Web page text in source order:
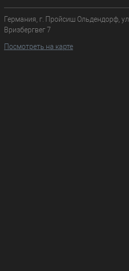
Германия, г. Пройсиш Ольдендорф, ул.
Вризбергвег 7
Посмотреть на карте